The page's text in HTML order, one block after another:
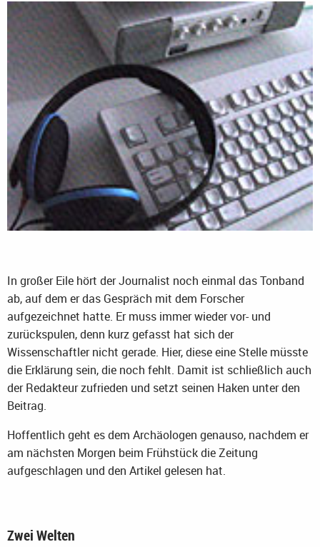
In großer Eile hört der Journalist noch einmal das Tonband
ab, auf dem er das Gespräch mit dem Forscher
aufgezeichnet hatte. Er muss immer wieder vor- und
zurückspulen, denn kurz gefasst hat sich der
Wissenschaftler nicht gerade. Hier, diese eine Stelle müsste
die Erklärung sein, die noch fehlt. Damit ist schließlich auch
der Redakteur zufrieden und setzt seinen Haken unter den
Beitrag.
Hoffentlich geht es dem Archäologen genauso, nachdem er
am nächsten Morgen beim Frühstück die Zeitung
aufgeschlagen und den Artikel gelesen hat.
Zwei Welten